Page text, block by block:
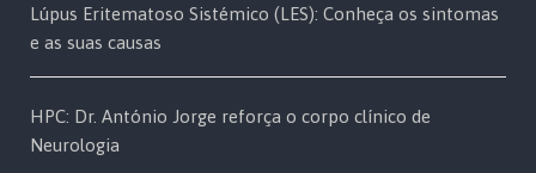
Lúpus Eritematoso Sistémico (LES): Conheça os sintomas
e as suas causas
HPC: Dr. António Jorge reforça o corpo clínico de
Neurologia